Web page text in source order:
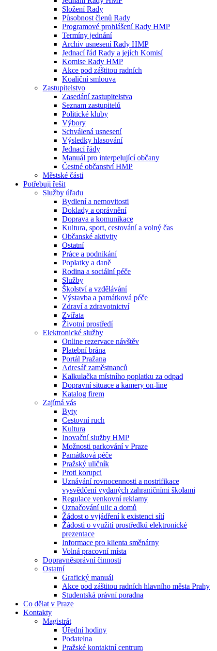
Složení Rady
Působnost členů Rady
Programové prohlášení Rady HMP
Termíny jednání
Archiv usnesení Rady HMP
Jednací řád Rady a jejích Komisí
Komise Rady HMP
Akce pod záštitou radních
Koaliční smlouva
Zastupitelstvo
Zasedání zastupitelstva
Seznam zastupitelů
Politické kluby
Výbory
Schválená usnesení
Výsledky hlasování
Jednací řády
Manuál pro interpelující občany
Čestné občanství HMP
Městské části
Potřebuji řešit
Služby úřadu
Bydlení a nemovitosti
Doklady a oprávnění
Doprava a komunikace
Kultura, sport, cestování a volný čas
Občanské aktivity
Ostatní
Práce a podnikání
Poplatky a daně
Rodina a sociální péče
Služby
Školství a vzdělávání
Výstavba a památková péče
Zdraví a zdravotnictví
Zvířata
Životní prostředí
Elektronické služby
Online rezervace návštěv
Platební brána
Portál Pražana
Adresář zaměstnanců
Kalkulačka místního poplatku za odpad
Dopravní situace a kamery on-line
Katalog firem
Zajímá vás
Byty
Cestovní ruch
Kultura
Inovační služby HMP
Možnosti parkování v Praze
Památková péče
Pražský uličník
Proti korupci
Uznávání rovnocennosti a nostrifikace
vysvědčení vydaných zahraničními školami
Regulace venkovní reklamy
Označování ulic a domů
Žádost o vyjádření k existenci sítí
Žádosti o využití prostředků elektronické
prezentace
Informace pro klienta směnárny
Volná pracovní místa
Dopravněsprávní činnosti
Ostatní
Grafický manuál
Akce pod záštitou radních hlavního města Prahy
Studentská právní poradna
Co dělat v Praze
Kontakty
Magistrát
Úřední hodiny
Podatelna
Pražské kontaktní centrum